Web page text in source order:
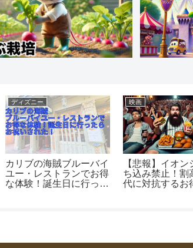
ディズニー
カリブの海賊ブルーバイ
ユー・レストランでお得
な体験！誕生日に行った
映画
【悲報】イオ
ち込み禁止！割
代に対抗するお